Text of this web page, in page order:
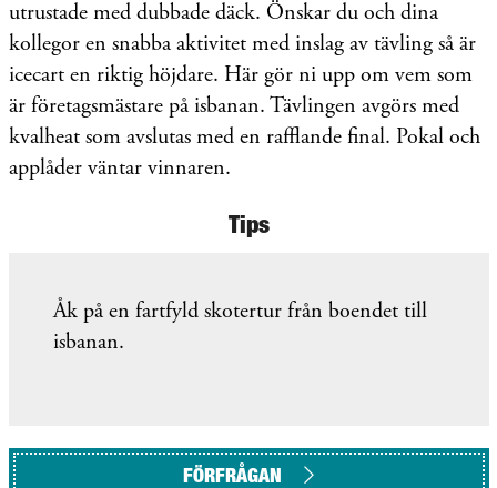
utrustade med dubbade däck. Önskar du och dina
kollegor en snabba aktivitet med inslag av tävling så är
icecart en riktig höjdare. Här gör ni upp om vem som
är företagsmästare på isbanan. Tävlingen avgörs med
kvalheat som avslutas med en rafflande final. Pokal och
applåder väntar vinnaren.
Tips
Åk på en fartfyld skotertur från boendet till
isbanan.
FÖRFRÅGAN